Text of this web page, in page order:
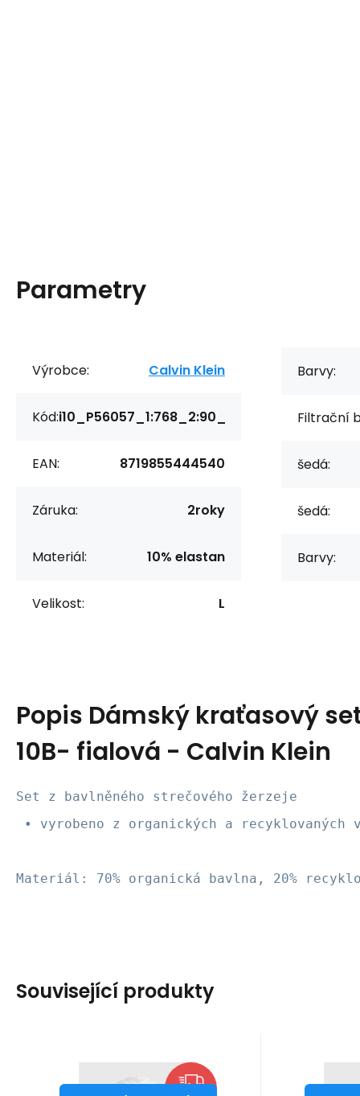
Parametry
Výrobce: Calvin Klein
Kód:i10_P56057_1:768_2:90_
EAN: 8719855444540
Záruka: 2roky
Materiál: 10% elastan
Velikost: L
Barvy:
Filtrační
šedá:
šedá:
Barvy:
Popis Dámský kraťasový
10B- fialová - Calvin Klein
Set z bavlněného strečového žerzeje
• vyrobeno z organických a
Materiál: 70% organická bavlna, 20%
Související produkty
Dámská mikina
i10_P66571
1210004597263
Záruka2 roky
od2 199Kč2 599 Kč
Skladem - expedice ihned
S
od1